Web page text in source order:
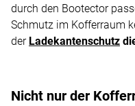
durch den Bootector
Schmutz im Kofferraum
der Ladekantenschutz
Nicht nur der